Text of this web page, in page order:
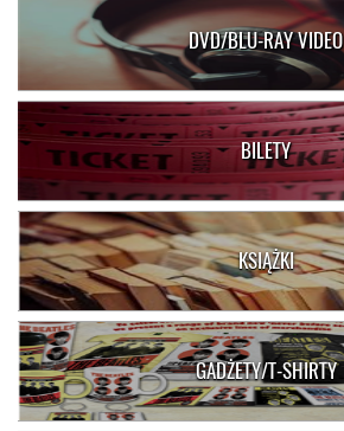
DVD/BLU-RAY VIDEO
BILETY
KSIĄŻKI
GADŻETY/T-SHIRTY